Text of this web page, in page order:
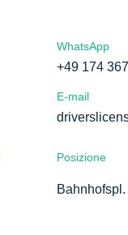
WhatsApp
+49 174
E-mail
Posizione